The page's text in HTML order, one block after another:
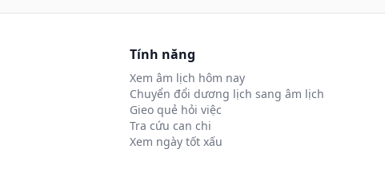
Tính năng
Xem âm lịch hôm nay
Chuyển đổi dương lịch sang âm lịch
Gieo quẻ hỏi việc
Tra cứu can chi
Xem ngày tốt xấu